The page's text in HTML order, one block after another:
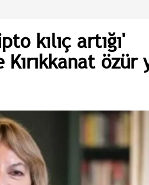
kılıç artığı'
özür